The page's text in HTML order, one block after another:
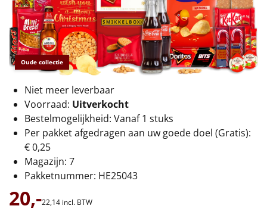
€55 tot €75
€75 tot €100
€100 en hoger
Alle kerstpakketten 2026
Thema
Origineel
Rituals
Oude collectie
Niet meer leverbaar
Voorraad: Uitverkocht
Bestelmogelijkheid: Vanaf 1 stuks
Per pakket afgedragen aan uw goede doel (Gratis):
€ 0,25
Magazijn: 7
Pakketnummer: HE25043
20,-22,14 incl. BTW